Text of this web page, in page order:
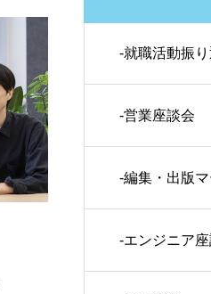
-就職活動振
-営業座談会
-編集・出版
会
-エンジニア